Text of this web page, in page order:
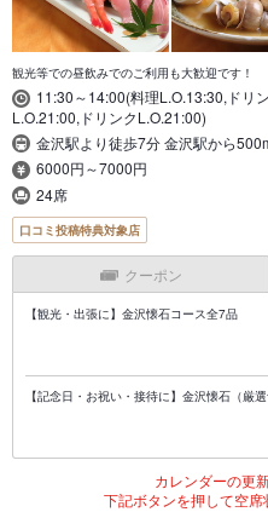
観光等での昼飲みでのご利用も大歓迎です！
11:30～14:00(料理L.O.13:30,ドリ
L.O.21:00,ドリンクL.O.21:00)
金沢駅より徒歩7分 金沢駅から
6000円～7000円
24席
口コミ投稿特典対象店
クーポン
【観光・出張に】金沢懐石コース全7品
【記念日・お祝い・接待に】金沢懐石（厳
カレンダーの更
下記ボタンを押して空席